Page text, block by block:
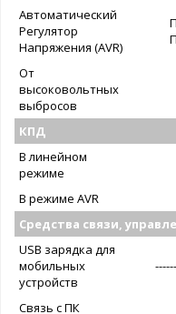
Автоматический
Регулятор
Напряжения (AVR)
От
высоковольтных
выбросов
КПД
В линейном
режиме
В режиме AVR
Средства связи,
USB зарядка для
мобильных
устройств
Связь с ПК